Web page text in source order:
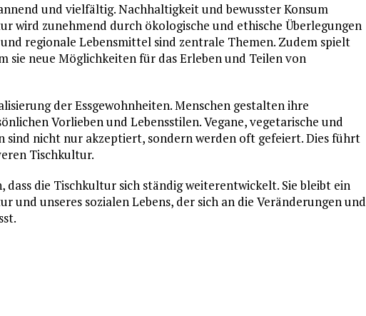
und vielfältig. Nachhaltigkeit und bewusster Konsum
wird zunehmend durch ökologische und ethische Überlegungen
regionale Lebensmittel sind zentrale Themen. Zudem spielt
sie neue Möglichkeiten für das Erleben und Teilen von
der Essgewohnheiten. Menschen gestalten ihre
Vorlieben und Lebensstilen. Vegane, vegetarische und
sind nicht nur akzeptiert, sondern werden oft gefeiert. Dies führt
Tischkultur.
dass die Tischkultur sich ständig weiterentwickelt. Sie bleibt ein
und unseres sozialen Lebens, der sich an die Veränderungen und